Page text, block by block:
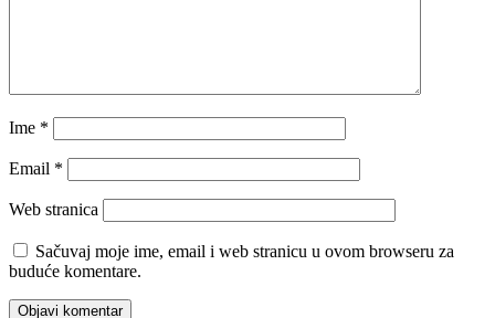
Ime *
Email *
Web stranica
Sačuvaj moje ime, email i web stranicu u ovom browseru za
buduće komentare.